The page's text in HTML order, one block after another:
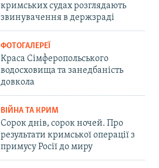
кримських судах розглядають
звинувачення в держзраді
ФОТОГАЛЕРЕЇ
Краса Сімферопольського
водосховища та занедбаність
довкола
ВІЙНА ТА КРИМ
Сорок днів, сорок ночей. Про
результати кримської операції з
примусу Росії до миру